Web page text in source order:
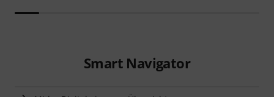
Smart Navigator